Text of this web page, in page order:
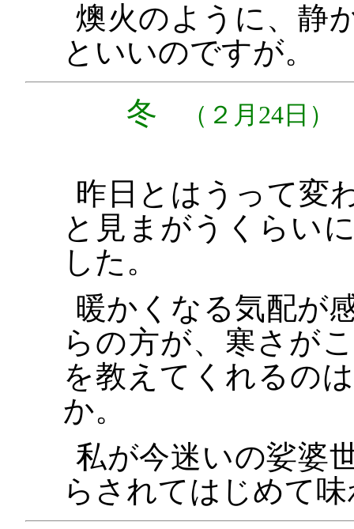
燠火のように、静
といいのですが。
冬 （２月24日）
昨日とはうって変
と見まがうくらい
した。
暖かくなる気配が
らの方が、寒さが
を教えてくれるの
か。
私が今迷いの娑婆
らされてはじめて